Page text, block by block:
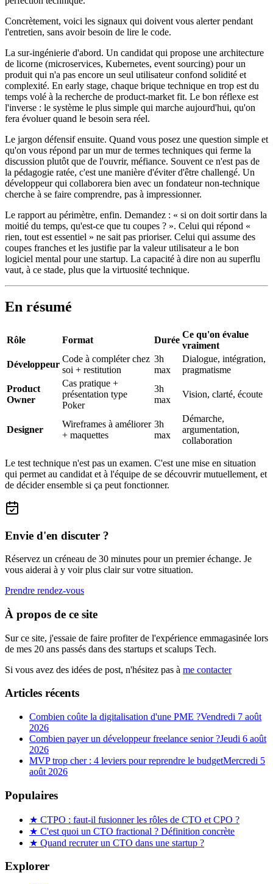
Concrètement, voici les signaux qui doivent vous alerter pendant
l'entretien, sans avoir besoin de lire le code.
La sur-ingénierie d'abord. Un candidat qui propose une architecture
de licorne (microservices, Kubernetes, event sourcing) pour un
produit qui n'a pas encore un seul utilisateur confond solidité et
complexité. En early stage, chaque brique technique en trop est du
temps volé à la recherche de product-market fit. Le bon réflexe est
l'inverse : le système le plus simple qui marche aujourd'hui, qu'on
fera évoluer quand le besoin sera réel.
Le jargon défensif ensuite. Quand vous posez une question simple et
qu'on vous répond par un mur de termes techniques qui ferme la
discussion plutôt que de l'ouvrir, méfiance. Souvent ce n'est pas de
la pédagogie ratée, c'est une manière d'éviter d'être challengé. Un
développeur qui collaborera bien avec un fondateur non-technique
cherche à se faire comprendre, pas à impressionner.
Le rapport au périmètre, enfin. Demandez : « si on doit sortir dans la
moitié du temps, qu'est-ce que tu coupes ? ». Celui qui répond «
rien, tout est essentiel » ne sait pas prioriser. Celui qui assume des
coupes franches et les justifie par la valeur utilisateur a le bon
logiciel mental pour une startup. La capacité à dire non au superflu
vaut, à ce stade, plus que la virtuosité technique.
En résumé
Rôle Format Durée
Ce qu'on évalue
vraiment
Développeur
Code à compléter chez
soi + restitution
3h
max
Dialogue, intégration,
pragmatisme
Product
Owner
Cas pratique +
présentation type
Poker
3h
max
Vision, clarté, écoute
Designer
Wireframes à améliorer
+ maquettes
3h
max
Démarche,
argumentation,
collaboration
Le test technique n'est pas un examen. C'est une mise en situation
qui permet au candidat et à l'équipe de se découvrir mutuellement, et
de décider ensemble si ça peut fonctionner.
Envie d'en discuter ?
Réservez un créneau de 30 minutes pour un premier échange. Je
vous aiderai à y voir plus clair sur votre situation.
Prendre rendez-vous
À propos de ce site
Sur ce site, j'essaie de faire profiter de l'expérience emmagasinée lors
de mes 20 ans passés dans des startups et scalups Tech.
Si vous avez des idées de post, n'hésitez pas à me contacter
Articles récents
Combien coûte la digitalisation d'une PME ?Vendredi 7 août
2026
Combien payer un développeur freelance senior ?Jeudi 6 août
2026
MVP trop cher : 4 leviers pour reprendre le budgetMercredi 5
août 2026
Populaires
★ CTPO : faut-il fusionner les rôles de CTO et CPO ?
★ C'est quoi un CTO fractional ? Définition concrète
★ Quand recruter un CTO dans une startup ?
Explorer